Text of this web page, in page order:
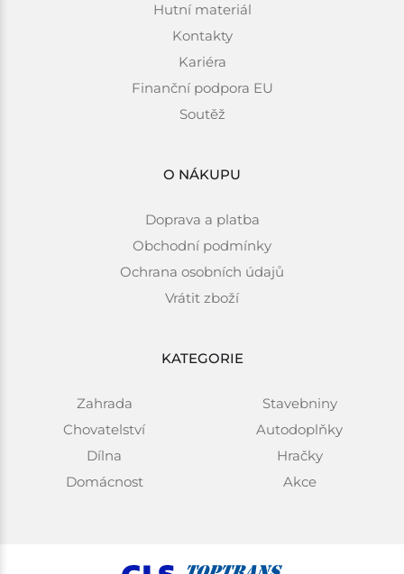
Hutní materiál
Kontakty
Kariéra
Finanční podpora EU
Soutěž
O NÁKUPU
Doprava a platba
Obchodní podmínky
Ochrana osobních údajů
Vrátit zboží
KATEGORIE
Zahrada
Chovatelství
Dílna
Domácnost
Stavebniny
Autodoplňky
Hračky
Akce